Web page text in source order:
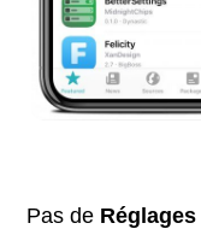
Pas de Réglages